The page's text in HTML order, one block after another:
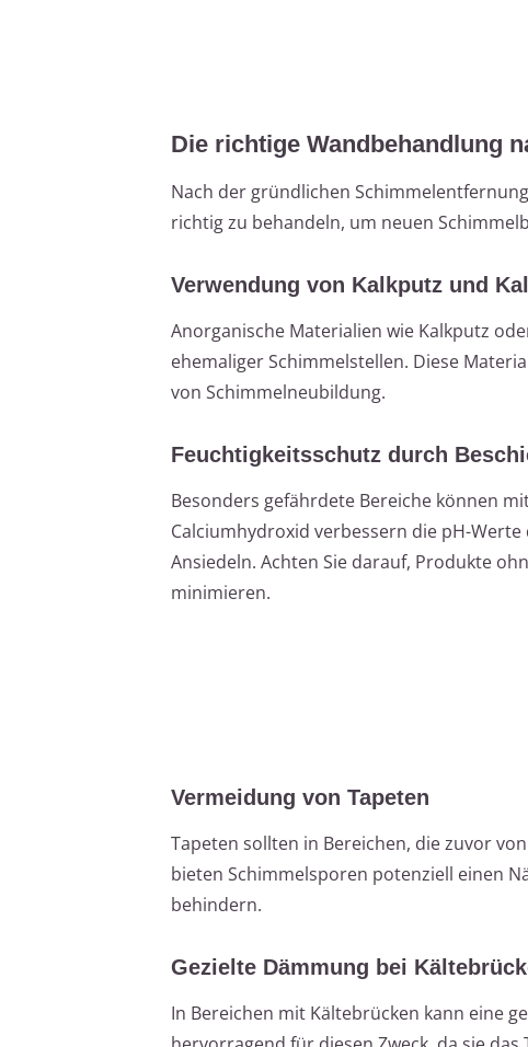
Die richtige Wandbehandlung
Nach der gründlichen
richtig zu behandeln, um neuen
Verwendung von Kalkputz und
Anorganische Materialien wie Kalkputz
ehemaliger Schimmelstellen. Diese
von Schimmelneubildung.
Feuchtigkeitsschutz durch
Besonders gefährdete Bereiche können
Calciumhydroxid verbessern die pH-
Ansiedeln. Achten Sie darauf, Produkte
minimieren.
Vermeidung von Tapeten
Tapeten sollten in Bereichen, die zuvor
bieten Schimmelsporen potenziell einen
behindern.
Gezielte Dämmung bei
In Bereichen mit Kältebrücken kann eine